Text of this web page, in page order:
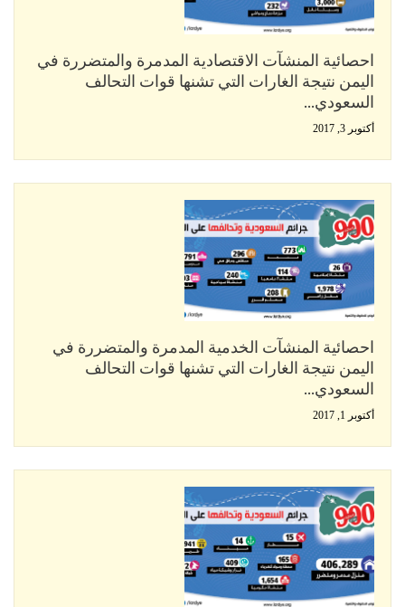
احصائية المنشآت الاقتصادية المدمرة والمتضررة في
اليمن نتيجة الغارات التي تشنها قوات التحالف
السعودي…
أكتوبر 3, 2017
احصائية المنشآت الخدمية المدمرة والمتضررة في
اليمن نتيجة الغارات التي تشنها قوات التحالف
السعودي…
أكتوبر 1, 2017